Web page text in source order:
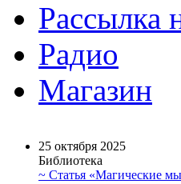
Рассылка
Радио
Магазин
25 октября 2025
Библиотека
~ Статья «Магические